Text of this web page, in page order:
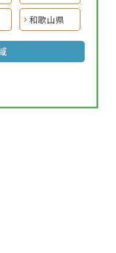
和歌山県